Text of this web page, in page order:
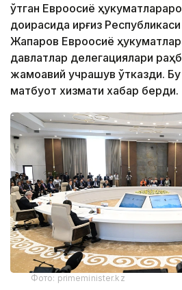
ўтган Евроосиё
доирасида Қирғиз
Жапаров Евроосиё
давлатлар делегациялари
жамоавий учрашув ўтказди.
матбуот хизмати хабар берди.
Фото: primeminister.kz